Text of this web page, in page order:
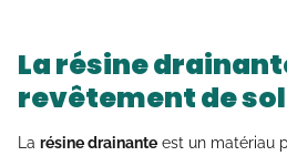
La résine
revêtement de sol
La résine drainante est un matériau